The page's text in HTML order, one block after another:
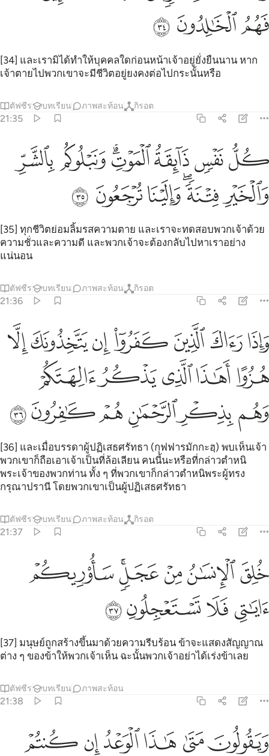
ﳆﳇ ﳈ
[34] และเรามิได้ทำให้บุคคลใดก่อนหน้าเจ้าอยู่ยั่งยืนนาน หาก
เจ้าตายไปพวกเขาจะมีชีวิตอยู่ยงคงต่อไปกระนั้นหรือ
ตัฟซีร บทเรียน ภาพสะท้อน กิรอต
21:35
كل نفس ذايقة الموت ونبلوكم بالشر والخير فتنة والينا ترجعون ٣٥
كُلُّ نَفْسٍۢ ذَآئِقَةُ ٱلْمَوْتِ ۗ وَنَبْلُوكُم بِٱلشَّرِّ وَٱلْخَيْرِ فِتْنَةًۭ ۖ وَإِلَيْنَا
ﳉﳊﳋﳌﳍﳎﳏ
ﳐﳑﳒﳓﳔ ﳕ
[35] ทุกชีวิตย่อมลิ้มรสความตาย และเราจะทดสอบพวกเจ้าด้วย
ความชั่วและความดี และพวกเจ้าจะต้องกลับไปหาเราอย่าง
แน่นอน
ตัฟซีร บทเรียน ภาพสะท้อน กิรอต
21:36
واذا راك الذين كفروا ان يتخذونك الا هزوا اهاذا الذي يذكر الهتكم وهم
وَإِذَا رَءَاكَ ٱلَّذِينَ كَفَرُوٓا۟ إِن يَتَّخِذُونَكَ إِلَّا هُزُوًا أَهَـٰذَا ٱلَّذِى يَذْكُرُ
ﱁﱂﱃﱄﱅﱆﱇ
ﱈﱉﱊﱋﱌ
ﱍﱎﱏﱐﱑﱒ
[36] และเมื่อบรรดาผู้ปฏิเสธศรัทธา (กุฟฟารมักกะฮฺ) พบเห็นเจ้า
พวกเขาก็ถือเอาเจ้าเป็นที่ล้อเลียน คนนี้นะหรือที่กล่าวตำหนิ
พระเจ้าของพวกท่าน ทั้ง ๆ ที่พวกเขาก็กล่าวตำหนิพระผู้ทรง
กรุณาปรานี โดยพวกเขาเป็นผู้ปฏิเสธศรัทธา
ตัฟซีร บทเรียน ภาพสะท้อน กิรอต
21:37
خلق الانسان من عجل ساريكم اياتي فلا تستعجلون ٣٧
خُلِقَ ٱلْإِنسَـٰنُ مِنْ عَجَلٍۢ ۚ سَأُو۟رِيكُمْ ءَايَـٰتِى فَلَا تَسْتَعْجِلُونِ ٣٧
ﱓﱔﱕﱖﱗﱘ
ﱙﱚﱛﱜ
[37] มนุษย์ถูกสร้างขึ้นมาด้วยความรีบร้อน ข้าจะแสดงสัญญาณ
ต่าง ๆ ของข้าให้พวกเจ้าเห็น ฉะนั้นพวกเจ้าอย่าได้เร่งข้าเลย
ตัฟซีร บทเรียน ภาพสะท้อน
21:38
ويقولون متى هاذا الوعد ان كنتم صادقين ٣٨
وَيَقُولُونَ مَتَىٰ هَـٰذَا ٱلْوَعْدُ إِن كُنتُمْ صَـٰدِقِينَ ٣٨
ﱝﱞ ﱟﱠﱡﱢ